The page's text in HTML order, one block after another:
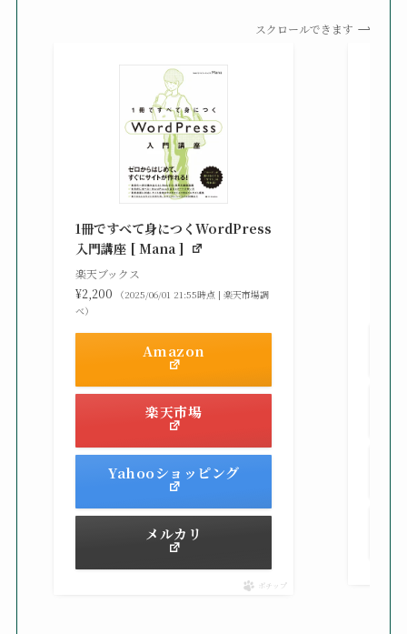
スクロールできます
1冊ですべて身につくWordPress
入門講座 [ Mana ]
楽天ブックス
¥2,200
（2025/06/01 21:55時点 | 楽天市場調
べ）
Amazon
楽天市場
Yahooショッピング
メルカリ
ポチップ